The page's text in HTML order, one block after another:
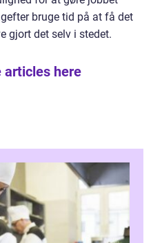
bruge tid på at få det
gjort det selv i stedet.
articles here